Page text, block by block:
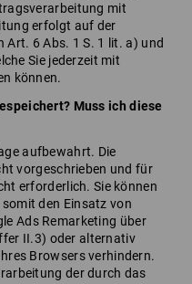
mit
erfolgt auf der
6 Abs. 1 S. 1 lit. a) und
Sie jederzeit mit
können.
Muss ich diese
aufbewahrt. Die
vorgeschrieben und für
erforderlich. Sie können
den Einsatz von
Ads Remarketing über
II.3) oder alternativ
Browsers verhindern.
der durch das